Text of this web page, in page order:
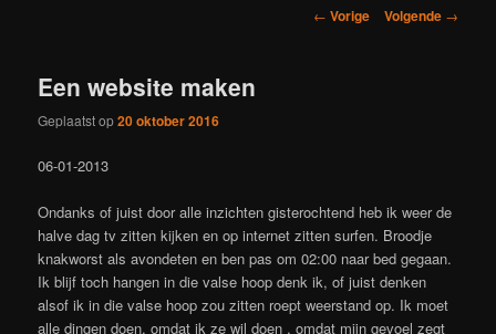
Berichtnavigatie
← Vorige Volgende →
Een website maken
Geplaatst op20 oktober 2016
06-01-2013
Ondanks of juist door alle inzichten gisterochtend heb ik weer de
halve dag tv zitten kijken en op internet zitten surfen. Broodje
knakworst als avondeten en ben pas om 02:00 naar bed gegaan.
Ik blijf toch hangen in die valse hoop denk ik, of juist denken
alsof ik in die valse hoop zou zitten roept weerstand op. Ik moet
alle dingen doen, omdat ik ze wil doen , omdat mijn gevoel zegt